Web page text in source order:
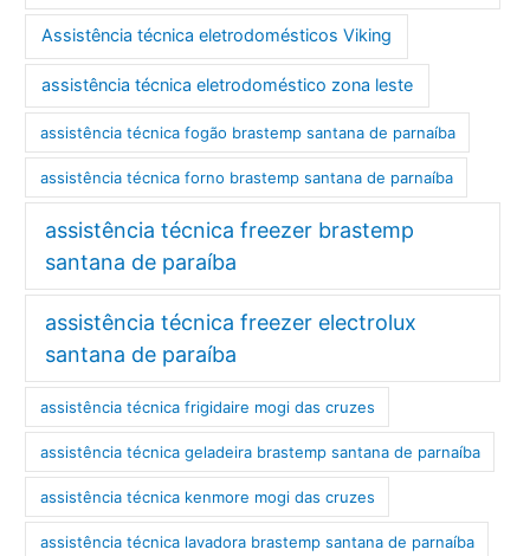
Assistência técnica eletrodomésticos Viking
assistência técnica eletrodoméstico zona leste
assistência técnica fogão brastemp santana de parnaíba
assistência técnica forno brastemp santana de parnaíba
assistência técnica freezer brastemp
santana de paraíba
assistência técnica freezer electrolux
santana de paraíba
assistência técnica frigidaire mogi das cruzes
assistência técnica geladeira brastemp santana de parnaíba
assistência técnica kenmore mogi das cruzes
assistência técnica lavadora brastemp santana de parnaíba